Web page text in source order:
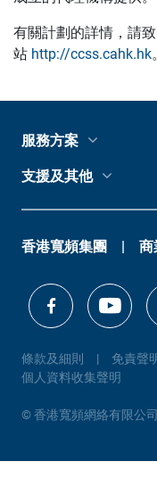
有關計劃的詳情，請
站 http://ccss.cahk.hk。
服務方案
支援及其他
香港寬頻集團 商
條款及細則 免責聲
個人資料收集聲明
© 香港寬頻網絡有限公司